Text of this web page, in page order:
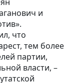
и
что
тем более
партии,
власти, –